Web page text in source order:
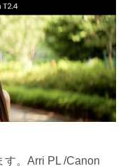
す。Arri PL /Canon